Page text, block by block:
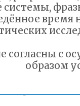
системы,
время
согласны с
образом